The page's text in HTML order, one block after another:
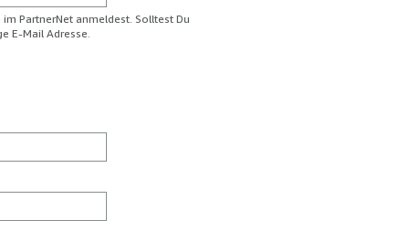
PartnerNet anmeldest. Solltest Du
E-Mail Adresse.